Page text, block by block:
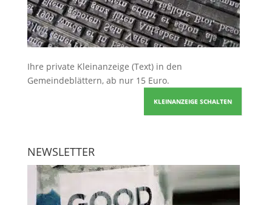
Ihre private Kleinanzeige (Text) in den
Gemeindeblättern, ab nur 15 Euro.
KLEINANZEIGE SCHALTEN
NEWSLETTER